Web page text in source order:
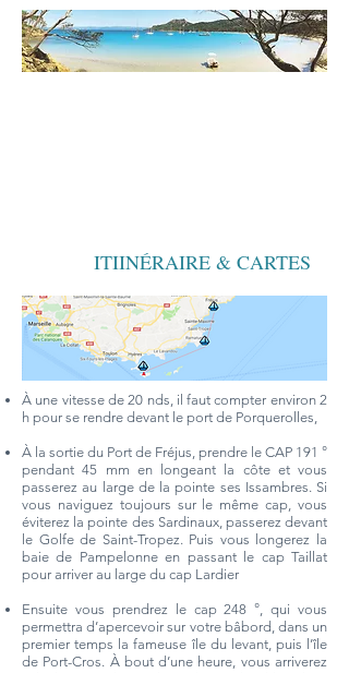
ITIINÉRAIRE & CARTES
À une vitesse de 20 nds, il faut compter environ 2
h pour se rendre devant le port de Porquerolles,
À la sortie du Port de Fréjus, prendre le CAP 191 °
pendant 45 mm en longeant la côte et vous
passerez au large de la pointe ses Issambres. Si
vous naviguez toujours sur le même cap, vous
éviterez la pointe des Sardinaux, passerez devant
le Golfe de Saint-Tropez. Puis vous longerez la
baie de Pampelonne en passant le cap Taillat
pour arriver au large du cap Lardier
Ensuite vous prendrez le cap 248 °, qui vous
permettra d’apercevoir sur votre bâbord, dans un
premier temps la fameuse île du levant, puis l’île
de Port-Cros. À bout d’une heure, vous arriverez